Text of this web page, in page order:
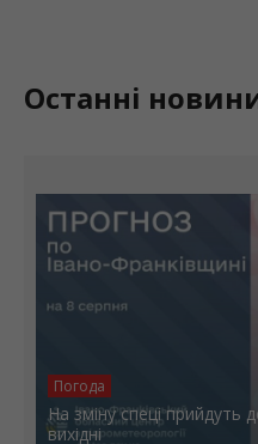
Останні
Погода
На зміну спеці прийдуть
вихідні